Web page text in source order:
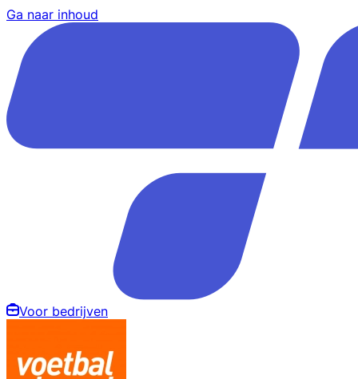
Ga naar inhoud
Voor bedrijven